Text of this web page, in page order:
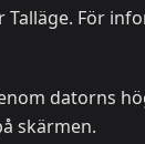
Talläge. För
datorns
skärmen.